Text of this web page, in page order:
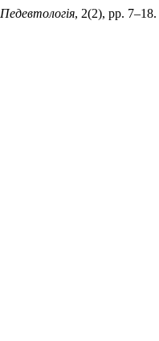
Педевтологія, 2(2), pp. 7–18.